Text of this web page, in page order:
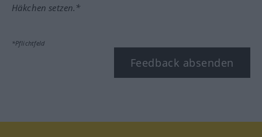
Häkchen setzen.*
*Pflichtfeld
Feedback absenden